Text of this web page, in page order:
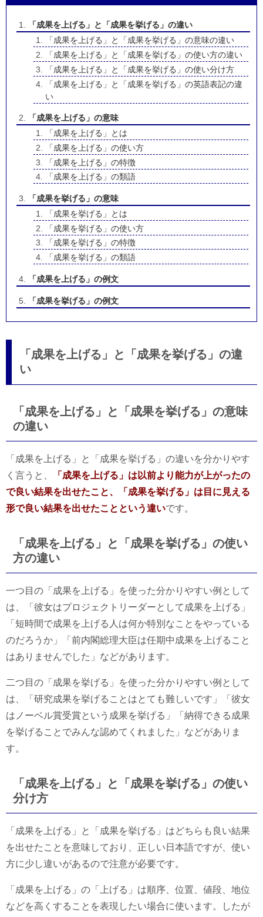
「成果を上げる」と「成果を挙げる」の違い
「成果を上げる」と「成果を挙げる」の意味の違い
「成果を上げる」と「成果を挙げる」の使い方の違い
「成果を上げる」と「成果を挙げる」の使い分け方
「成果を上げる」と「成果を挙げる」の英語表記の違
い
「成果を上げる」の意味
「成果を上げる」とは
「成果を上げる」の使い方
「成果を上げる」の特徴
「成果を上げる」の類語
「成果を挙げる」の意味
「成果を挙げる」とは
「成果を挙げる」の使い方
「成果を挙げる」の特徴
「成果を挙げる」の類語
「成果を上げる」の例文
「成果を挙げる」の例文
「成果を上げる」と「成果を挙げる」の違
い
「成果を上げる」と「成果を挙げる」の意味
の違い
「成果を上げる」と「成果を挙げる」の違いを分かりやす
く言うと、
「成果を上げる」は以前より能力が上がったの
で良い結果を出せたこと、「成果を挙げる」は目に見える
形で良い結果を出せたことという違いです。
「成果を上げる」と「成果を挙げる」の使い
方の違い
一つ目の「成果を上げる」を使った分かりやすい例として
は、「彼女はプロジェクトリーダーとして成果を上げる」
「短時間で成果を上げる人は何か特別なことをやっている
のだろうか」「前内閣総理大臣は任期中成果を上げること
はありませんでした」などがあります。
二つ目の「成果を挙げる」を使った分かりやすい例として
は、「研究成果を挙げることはとても難しいです」「彼女
はノーベル賞受賞という成果を挙げる」「納得できる成果
を挙げることでみんな認めてくれました」などがありま
す。
「成果を上げる」と「成果を挙げる」の使い
分け方
「成果を上げる」と「成果を挙げる」はどちらも良い結果
を出せたことを意味しており、正しい日本語ですが、使い
方に少し違いがあるので注意が必要です。
「成果を上げる」の「上げる」は順序、位置、値段、地位
などを高くすることを表現したい場合に使います。したが